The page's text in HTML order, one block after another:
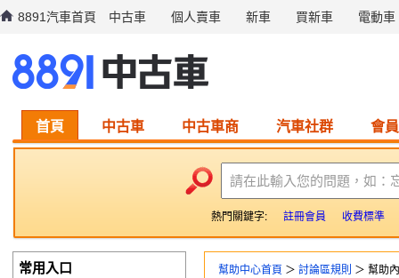
8891汽車首頁 中古車 個人賣車 新車 買新車 電動車
首頁 中古車 中古車商 汽車社群 會
請在此輸入您的問題，如：
熱門關鍵字: 註冊會員 收費標準
幫助中心首頁 ＞ 討論區規則 ＞ 幫助
常用入口